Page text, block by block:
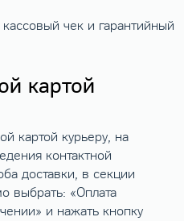
чек и гарантийный
картой
картой курьеру, на
контактной
доставки, в секции
выбрать: «Оплата
и нажать кнопку